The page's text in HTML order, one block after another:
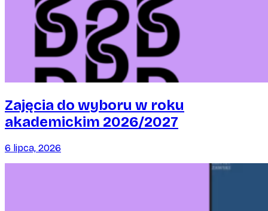
Zajęcia do wyboru w roku
akademickim 2026/2027
6 lipca, 2026